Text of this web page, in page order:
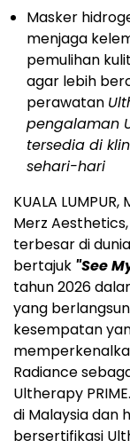
Masker
menjaga
pemulihan
agar lebih
perawatan
pengalaman
tersedia di
sehari-hari
KUALA
Merz
terbesar di
bertajuk "See
tahun 2026
yang
kesempatan
Radiance
Ultherapy
di Malaysia dan
bersertifikasi